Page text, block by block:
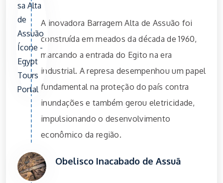
A inovadora Barragem Alta de Assuão foi
construída em meados da década de 1960,
marcando a entrada do Egito na era
industrial. A represa desempenhou um papel
fundamental na proteção do país contra
inundações e também gerou eletricidade,
impulsionando o desenvolvimento
econômico da região.
Obelisco Inacabado de Assuã